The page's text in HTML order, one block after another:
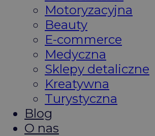
Motoryzacyjna
Beauty
E-commerce
Medyczna
Sklepy detaliczne
Kreatywna
Turystyczna
Blog
O nas